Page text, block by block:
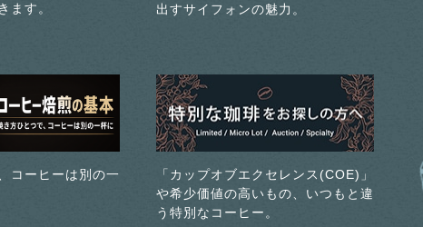
ます。
出すサイフォンの魅力。
コーヒーは別の一
「カップオブエクセレンス(COE)」
や希少価値の高いもの、いつもと違
う特別なコーヒー。